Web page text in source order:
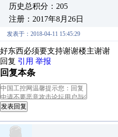
历史总积分：205
注册：2017年8月26日
发表于：2018-04-11 15:45:29
好东西必须要支持谢谢楼主谢谢
回复 引用 举报
回复本条
发表回复